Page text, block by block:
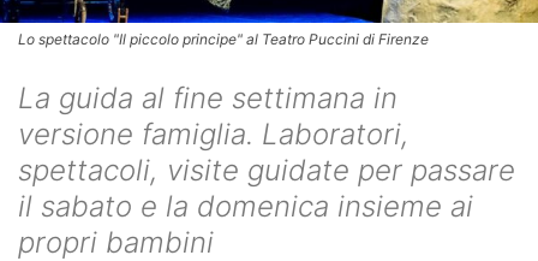
Lo spettacolo "Il piccolo principe" al Teatro Puccini di Firenze
La guida al fine settimana in
versione famiglia. Laboratori,
spettacoli, visite guidate per passare
il sabato e la domenica insieme ai
propri bambini